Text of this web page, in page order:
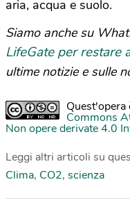
aria, acqua e suolo.
Siamo anche su
LifeGate per restare
ultime notizie e sulle
Commons
Non opere derivate 4.0
Leggi altri articoli su
Clima, CO2, scienza